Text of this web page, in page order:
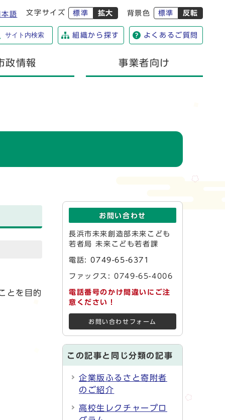
語 文字サイズ 標準 拡大 背景色 標準 反転
サイト内検索 組織から探す よくあるご質問
政情報 事業者向け
とを目的
お問い合わせ
長浜市未来創造部未来こども
若者局 未来こども若者課
電話:0749-65-6371
ファックス: 0749-65-4006
電話番号のかけ間違いにご注
意ください！
お問い合わせフォーム
この記事と同じ分類の記事
企業版ふるさと寄附者
のご紹介
高校生レクチャープロ